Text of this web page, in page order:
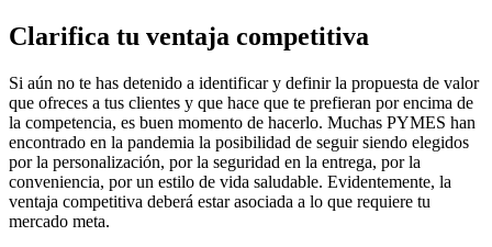
Clarifica tu ventaja competitiva
Si aún no te has detenido a identificar y definir la propuesta de valor
que ofreces a tus clientes y que hace que te prefieran por encima de
la competencia, es buen momento de hacerlo. Muchas PYMES han
encontrado en la pandemia la posibilidad de seguir siendo elegidos
por la personalización, por la seguridad en la entrega, por la
conveniencia, por un estilo de vida saludable. Evidentemente, la
ventaja competitiva deberá estar asociada a lo que requiere tu
mercado meta.